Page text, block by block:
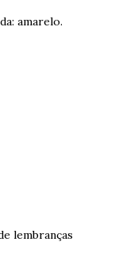
amarelo.
lembranças